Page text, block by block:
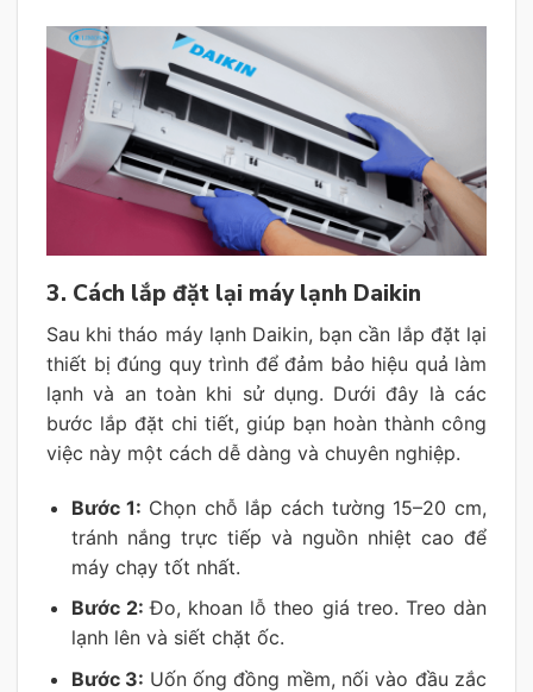
3. Cách lắp đặt lại máy lạnh Daikin
Sau khi tháo máy lạnh Daikin, bạn cần lắp đặt lại
thiết bị đúng quy trình để đảm bảo hiệu quả làm
lạnh và an toàn khi sử dụng. Dưới đây là các
bước lắp đặt chi tiết, giúp bạn hoàn thành công
việc này một cách dễ dàng và chuyên nghiệp.
Bước 1: Chọn chỗ lắp cách tường 15–20 cm,
tránh nắng trực tiếp và nguồn nhiệt cao để
máy chạy tốt nhất.
Bước 2:Đo, khoan lỗ theo giá treo. Treo dàn
lạnh lên và siết chặt ốc.
Bước 3: Uốn ống đồng mềm, nối vào đầu zắc